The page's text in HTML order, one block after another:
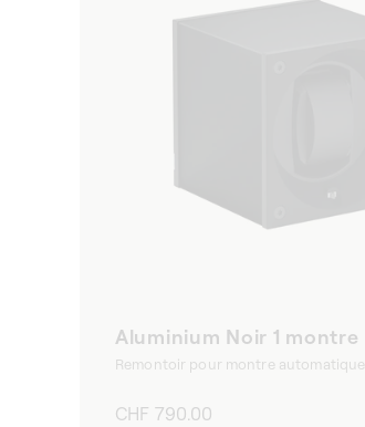
Aluminium Noir 1 montre
Remontoir pour montre automatique
Prix
CHF 790.00